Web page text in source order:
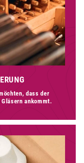
dass der
ankommt.